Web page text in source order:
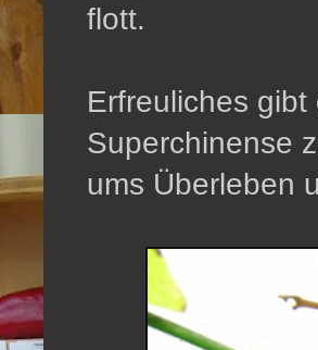
flott.
Erfreuliches
Superchinense
ums Überleben